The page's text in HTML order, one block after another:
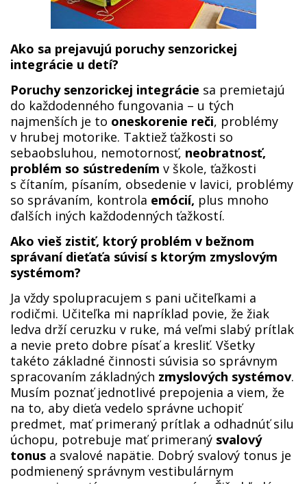
Ako sa prejavujú poruchy senzorickej
integrácie u detí?
Poruchy senzorickej integrácie sa premietajú
do každodenného fungovania – u tých
najmenších je to oneskorenie reči, problémy
v hrubej motorike. Taktiež ťažkosti so
sebaobsluhou, nemotornosť, neobratnosť,
problém so sústredením v škole, ťažkosti
s čítaním, písaním, obsedenie v lavici, problémy
so správaním, kontrola emócií, plus mnoho
ďalších iných každodenných ťažkostí.
Ako vieš zistiť, ktorý problém v bežnom
správaní dieťaťa súvisí s ktorým zmyslovým
systémom?
Ja vždy spolupracujem s pani učiteľkami a
rodičmi. Učiteľka mi napríklad povie, že žiak
ledva drží ceruzku v ruke, má veľmi slabý prítlak
a nevie preto dobre písať a kresliť. Všetky
takéto základné činnosti súvisia so správnym
spracovaním základných zmyslových systémov.
Musím poznať jednotlivé prepojenia a viem, že
na to, aby dieťa vedelo správne uchopiť
predmet, mať primeraný prítlak a odhadnúť silu
úchopu, potrebuje mať primeraný svalový
tonus a svalové napätie. Dobrý svalový tonus je
podmienený správnym vestibulárnym